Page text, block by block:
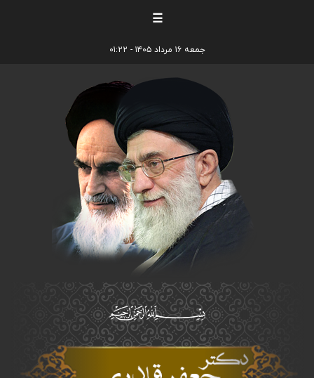
☰
جمعه ۱۶ مرداد ۱۴۰۵ - ۰۱:۲۲